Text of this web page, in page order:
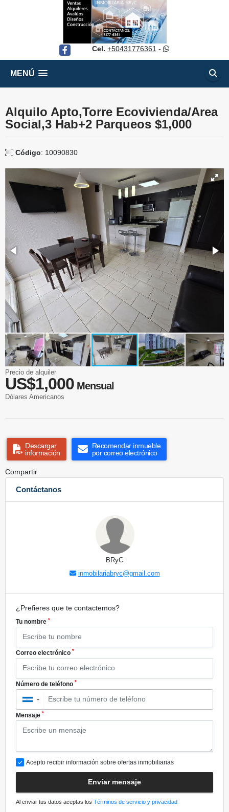
Facebook Cel. +50431776361 -
MENÚ
Alquilo Apto,Torre Ecovivienda/Area
Social,3 Hab+2 Parqueos $1,000
Código: 10090830
Precio de alquiler
US$1,000 Mensual
Dólares Americanos
Descargar
información
Recomendar inmueble
por correo electrónico
Compartir
Contáctanos
BRyC
inmobilariabryc@gmail.com
¿Prefieres que te contactemos?
Tu nombre *
Correo electrónico *
Número de teléfono *
▼
Mensaje *
Acepto recibir información sobre ofertas inmobiliarias
Enviar mensaje
Al enviar tus datos aceptas los Términos de servicio y privacidad